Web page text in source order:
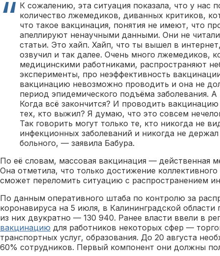
К сожалению, эта ситуация показала, что у нас
количество лжемедиков, диванных критиков,
что такое вакцинация, понятия не имеют, что
апеллируют ненаучными данными. Они не
статьи. Это хайп. Хайп, что ты вышел в
озвучил и так далее. Очень много лжемедиков,
медицинскими работниками, распространяют
эксперименты, про неэффективность
вакцинацию невозможно проводить и она не
период эпидемического подъёма заболевания.
Когда всё закончится? И проводить
тех, кто выжил? Я думаю, что это совсем
Так говорить могут только те, кто никогда не
инфекционных заболеваний и никогда не
больного, — заявила Бабура.
По её словам, массовая вакцинация — действенная
Она отметила, что только достижение
сможет переломить ситуацию с распространением
По данным оперативного штаба по контролю за
коронавируса на 5 июля, в Калининградской области
из них двукратно — 130 940. Ранее власти ввели в
вакцинацию для работников некоторых сфер —
транспортных услуг, образования. До 20 августа
60% сотрудников. Первый компонент они должны